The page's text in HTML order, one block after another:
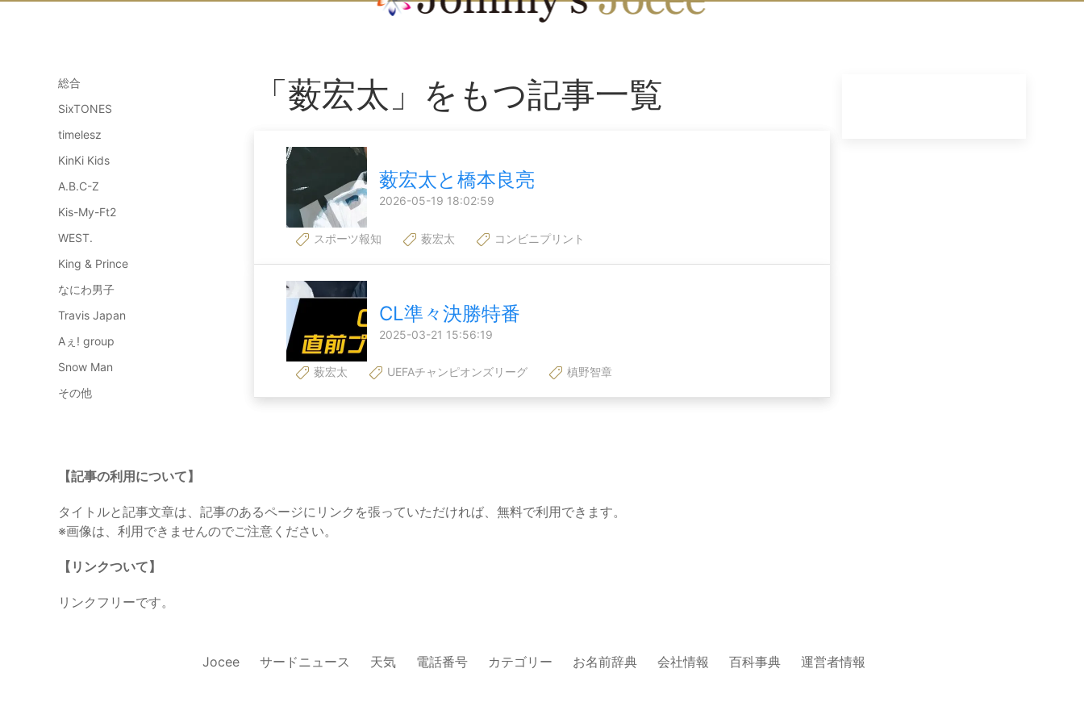
総合
SixTONES
timelesz
KinKi Kids
A.B.C-Z
Kis-My-Ft2
WEST.
King & Prince
なにわ男子
Travis Japan
Aぇ! group
Snow Man
その他
「薮宏太」をもつ記事一覧
薮宏太と橋本良亮
2026-05-19 18:02:59
スポーツ報知 薮宏太 コンビニプリント
CL準々決勝特番
2025-03-21 15:56:19
薮宏太 UEFAチャンピオンズリーグ 槙野智章
【記事の利用について】
タイトルと記事文章は、記事のあるページにリンクを張っていただければ、無料で利用できます。
※画像は、利用できませんのでご注意ください。
【リンクついて】
リンクフリーです。
Jocee サードニュース 天気 電話番号 カテゴリー お名前辞典 会社情報 百科事典 運営者情報